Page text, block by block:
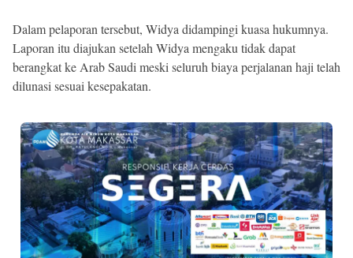
Dalam pelaporan tersebut, Widya didampingi kuasa hukumnya.
Laporan itu diajukan setelah Widya mengaku tidak dapat
berangkat ke Arab Saudi meski seluruh biaya perjalanan haji telah
dilunasi sesuai kesepakatan.